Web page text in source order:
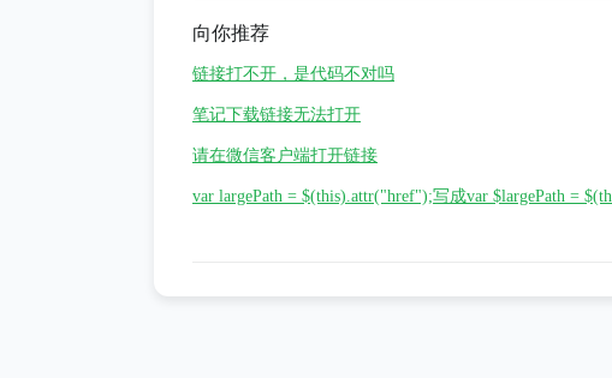
chocolatInstance.open();
向你推荐
链接打不开，是代码不对吗
笔记下载链接无法打开
请在微信客户端打开链接
var largePath = $(this).attr("href");写成var $largePath =